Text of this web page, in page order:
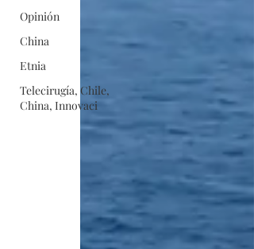
Opinión
China
Etnia
Telecirugía, Chile,
China, Innovaci